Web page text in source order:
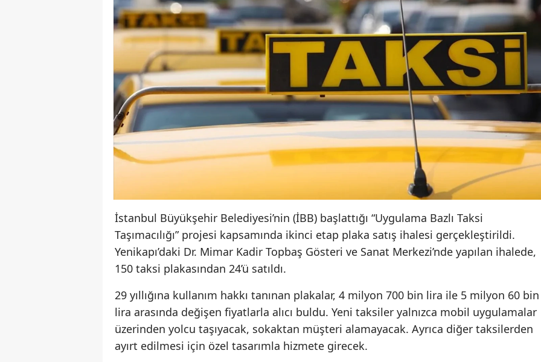
İstanbul Büyükşehir Belediyesi’nin (İBB) başlattığı “Uygulama Bazlı Taksi
Taşımacılığı” projesi kapsamında ikinci etap plaka satış ihalesi gerçekleştirildi.
Yenikapı’daki Dr. Mimar Kadir Topbaş Gösteri ve Sanat Merkezi’nde yapılan ihalede,
150 taksi plakasından 24’ü satıldı.
29 yıllığına kullanım hakkı tanınan plakalar, 4 milyon 700 bin lira ile 5 milyon 60 bin
lira arasında değişen fiyatlarla alıcı buldu. Yeni taksiler yalnızca mobil uygulamalar
üzerinden yolcu taşıyacak, sokaktan müşteri alamayacak. Ayrıca diğer taksilerden
ayırt edilmesi için özel tasarımla hizmete girecek.